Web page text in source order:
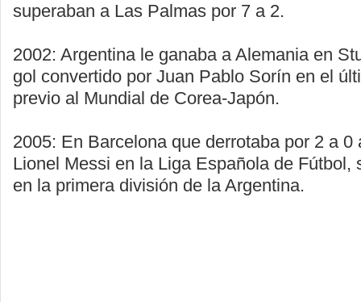
superaban a Las Palmas por 7 a 2.
2002: Argentina le ganaba a Alemania en
gol convertido por Juan Pablo Sorín en el
previo al Mundial de Corea-Japón.
2005: En Barcelona que derrotaba por 2 a 0
Lionel Messi en la Liga Española de Fútbol,
en la primera división de la Argentina.